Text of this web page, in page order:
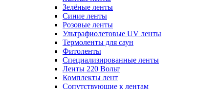
Зелёные ленты
Синие ленты
Розовые ленты
Ультрафиолетовые UV ленты
Термоленты для саун
Фитоленты
Специализированные ленты
Ленты 220 Вольт
Комплекты лент
Сопутствующие к лентам